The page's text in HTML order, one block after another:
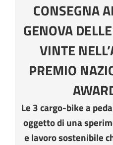
CONSEGNA
GENOVA
VINTE
PREMIO
Le 3 cargo-bike a
oggetto di una
e lavoro sostenibile